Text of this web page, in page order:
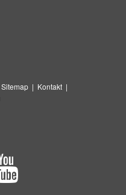
Sitemap | Kontakt |